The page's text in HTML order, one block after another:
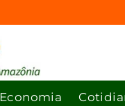
Economia